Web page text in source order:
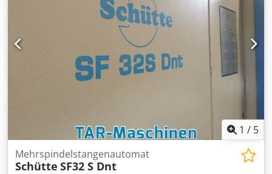
1 / 5
Mehrspindelstangenautomat
Schütte SF32 S Dnt